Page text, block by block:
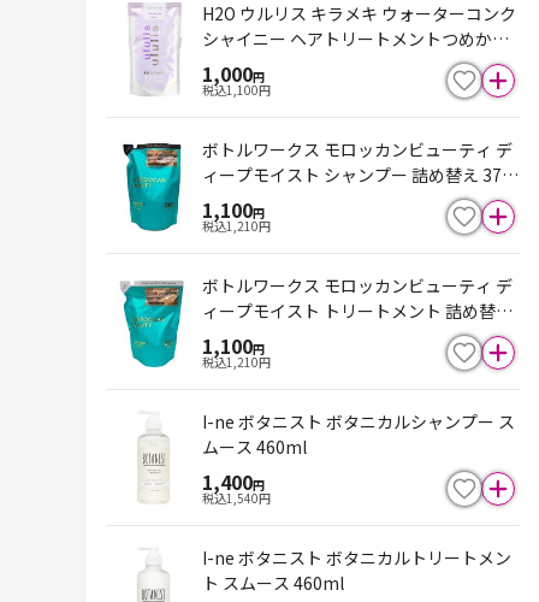
H2O ウルリス キラメキ ウォーターコンク
シャイニー ヘアトリートメントつめかえ
280g
1,000円
税込1,100円
ボトルワークス モロッカンビューティ デ
ィープモイスト シャンプー 詰め替え 370
ml
1,100円
税込1,210円
ボトルワークス モロッカンビューティ デ
ィープモイスト トリートメント 詰め替え
370ml
1,100円
税込1,210円
I-ne ボタニスト ボタニカルシャンプー ス
ムース 460ml
1,400円
税込1,540円
I-ne ボタニスト ボタニカルトリートメン
ト スムース 460ml